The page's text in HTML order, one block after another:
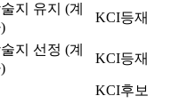
지 유지 (계
KCI등재
지 선정 (계
KCI등재
KCI후보